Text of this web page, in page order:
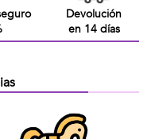
Devolución
en 14 días